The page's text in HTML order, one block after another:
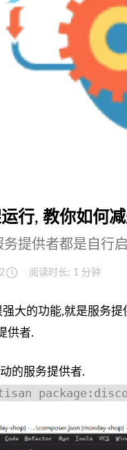
行, 教你如何
务提供者都是自行
阅读时长: 1 分钟
强大的功能,就是服务
供者.
的服务提供者.